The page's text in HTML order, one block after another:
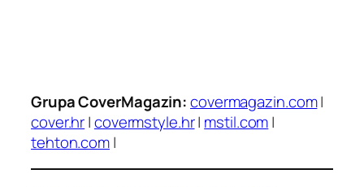
Grupa CoverMagazin:covermagazin.com|
cover.hr|covermstyle.hr| mstil.com|
tehton.com|